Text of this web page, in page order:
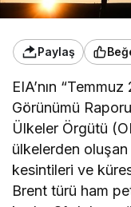
Paylaş
EIA’nın
Görünümü
Ülkeler Örgütü
ülkelerden
kesintileri ve
Brent türü ham